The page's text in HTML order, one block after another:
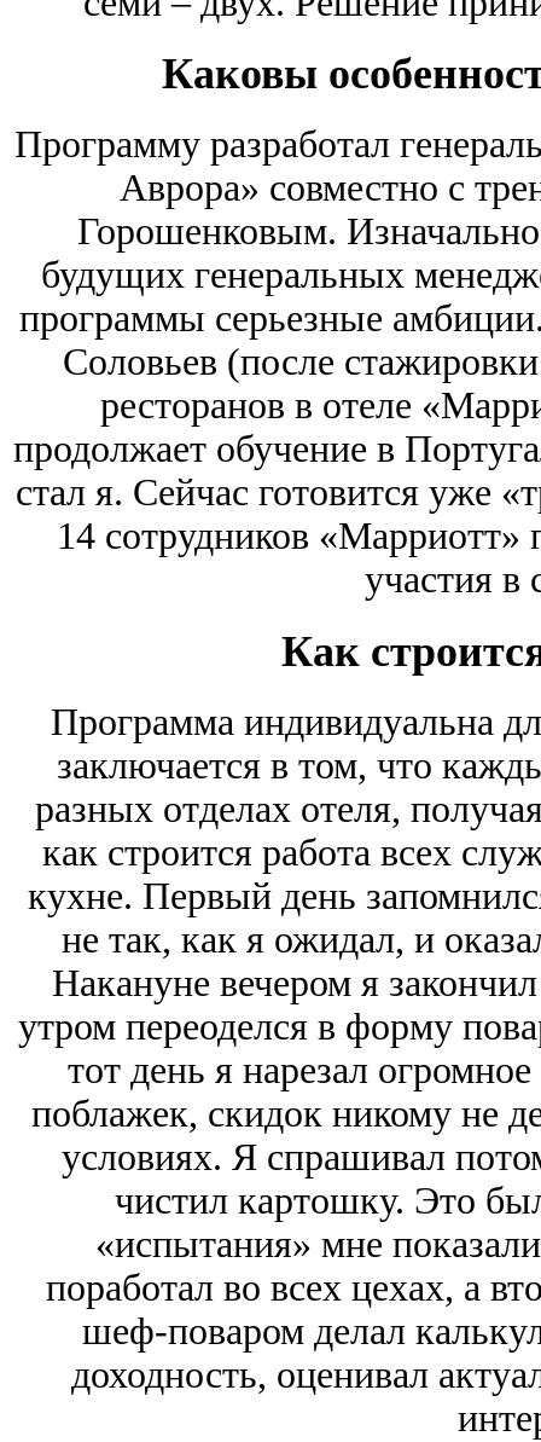
Каковы
Программу разработал
Аврора» совместно с
Горошенковым. Изначально
будущих генеральных
программы серьезные
Соловьев (после
ресторанов в отеле
продолжает обучение в
стал я. Сейчас готовится уже
14 сотрудников
участия в
Как
Программа индивидуальна
заключается в том, что
разных отделах отеля,
как строится работа всех
кухне. Первый день
не так, как я ожидал, и
Накануне вечером я
утром переоделся в форму
тот день я нарезал
поблажек, скидок никому не
условиях. Я спрашивал
чистил картошку. Это
«испытания» мне
поработал во всех цехах, а
шеф-поваром делал
доходность, оценивал